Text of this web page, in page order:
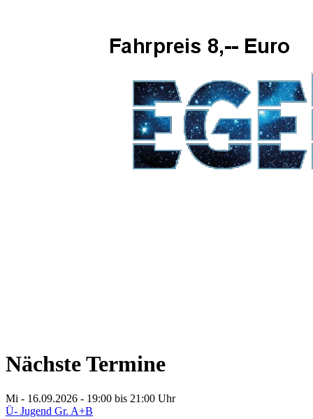
Nächste Termine
Mi - 16.09.2026 - 19:00 bis 21:00 Uhr
Ü- Jugend Gr. A+B